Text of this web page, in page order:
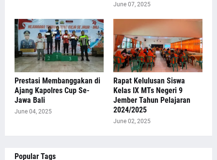
June 07, 2025
Prestasi Membanggakan di
Ajang Kapolres Cup Se-
Jawa Bali
June 04, 2025
Rapat Kelulusan Siswa
Kelas IX MTs Negeri 9
Jember Tahun Pelajaran
2024/2025
June 02, 2025
Popular Tags